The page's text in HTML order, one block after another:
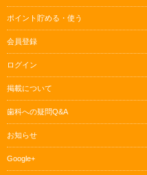
ポイント貯める・使う
会員登録
ログイン
掲載について
歯科への疑問Q&A
お知らせ
Google+